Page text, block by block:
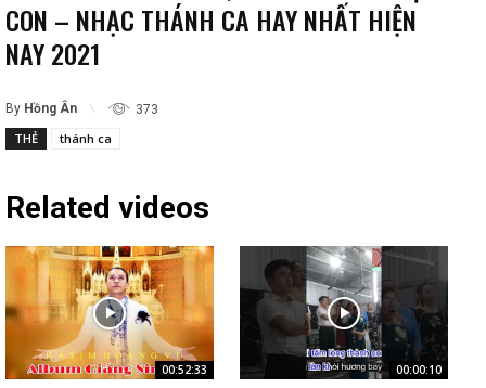
CON – NHẠC THÁNH CA HAY NHẤT HIỆN
NAY 2021
By Hồng Ân 373
THẺ thánh ca
Related videos
00:52:33 00:00:10